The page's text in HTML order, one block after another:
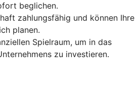
beglichen.
zahlungsfähig und können Ihre
planen.
Spielraum, um in das
zu investieren.